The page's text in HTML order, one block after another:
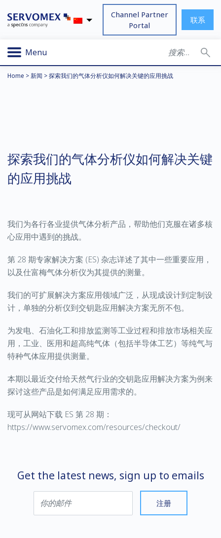
Channel Partner
Portal
联系
Menu
Home >新闻 >探索我们的气体分析仪如何解决关键的应用挑战
探索我们的气体分析仪如何解决关键
的应用挑战
我们为各行各业提供气体分析产品，帮助他们克服在诸多核
心应用中遇到的挑战。
第 28 期专家解决方案 (ES) 杂志详述了其中一些重要应用，
以及仕富梅气体分析仪为其提供的测量。
我们的可扩展解决方案应用领域广泛，从现成设计到定制设
计，单独的分析仪到交钥匙应用解决方案无所不包。
为发电、石油化工和排放监测等工业过程和排放市场相关应
用，工业、医用和超高纯气体（包括半导体工艺）等纯气与
特种气体应用提供测量。
本期以最近交付给天然气行业的交钥匙应用解决方案为例来
探讨这些产品是如何满足应用需求的。
现可从网站下载 ES 第 28 期：
https://www.servomex.com/resources/checkout/
Get the latest news, sign up to emails
注册